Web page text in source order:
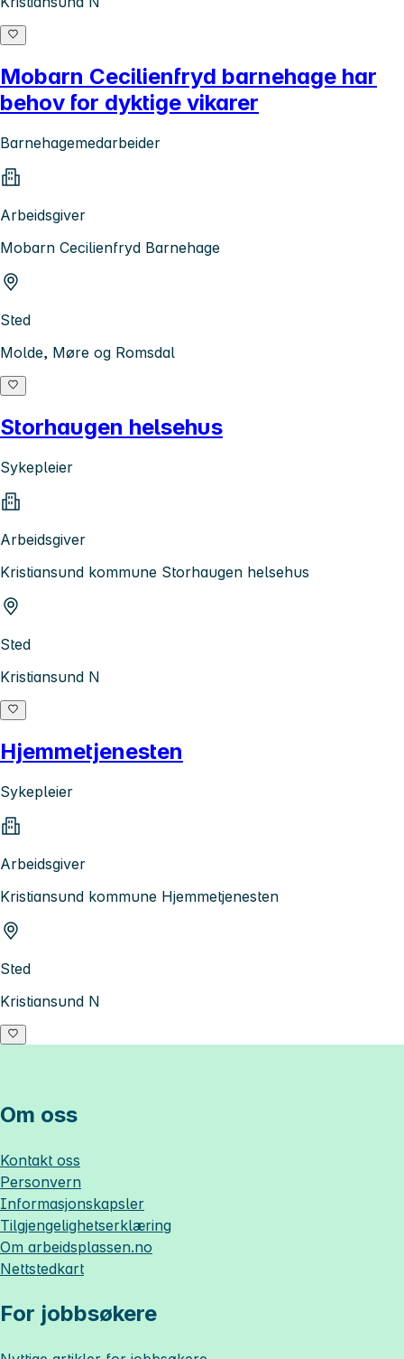
Mobarn Cecilienfryd barnehage har
behov for dyktige vikarer
Barnehagemedarbeider
Arbeidsgiver
Mobarn Cecilienfryd Barnehage
Sted
Molde, Møre og Romsdal
Storhaugen helsehus
Sykepleier
Arbeidsgiver
Kristiansund kommune Storhaugen helsehus
Sted
Kristiansund N
Hjemmetjenesten
Sykepleier
Arbeidsgiver
Kristiansund kommune Hjemmetjenesten
Sted
Kristiansund N
Om oss
Kontakt oss
Personvern
Informasjonskapsler
Tilgjengelighetserklæring
Om arbeidsplassen.no
Nettstedkart
For jobbsøkere